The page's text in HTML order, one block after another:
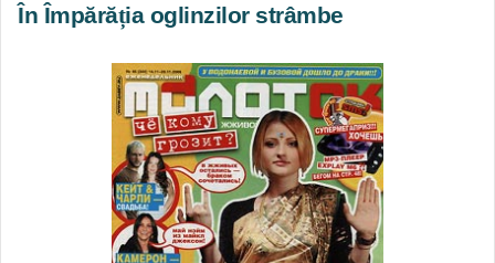
În Împărăția oglinzilor strâmbe